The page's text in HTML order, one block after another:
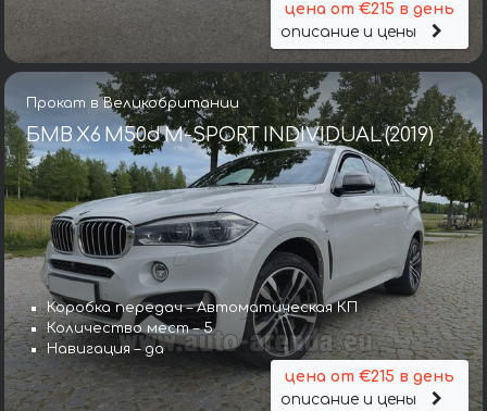
цена от €215 в день
описание и цены
Прокат в Великобритании
БМВ X6 M50d M-SPORT INDIVIDUAL (2019)
Коробка передач – Автоматическая КП
Количество мест – 5
Навигация – да
цена от €215 в день
описание и цены